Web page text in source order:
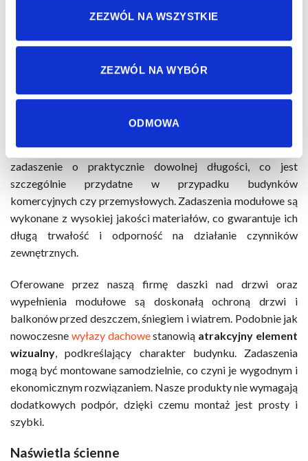
ZEZWÓL NA WSZYSTKIE
ZEZWÓL NA WYBÓR
ODMOWA
ścianki do daszków łukowych i płaskich.
Wszystkie zadaszenia wykonane są z materiałów wysokiej
jakości z przeznaczeniem do samodzielnego montażu i nie
doskonałe rozwiązanie dla wszystkich, którzy poszukują
powierzchni. Dzięki temu systemowi można stworzyć
zadaszenie o praktycznie dowolnej długości, co jest
szczególnie przydatne w przypadku budynków
komercyjnych czy przemysłowych. Zadaszenia modułowe są
wykonane z wysokiej jakości materiałów, co gwarantuje ich
długą trwałość i odporność na działanie czynników
zewnętrznych.
Oferowane przez naszą firmę daszki nad drzwi oraz
wypełnienia modułowe są doskonałą ochroną drzwi i
balkonów przed deszczem, śniegiem i wiatrem. Podobnie jak
nowoczesne wyłazy dachowestanowią atrakcyjny element
wizualny, podkreślający charakter budynku. Zadaszenia
mogą być montowane samodzielnie, co czyni je wygodnym i
ekonomicznym rozwiązaniem. Nasze produkty nie wymagają
dodatkowych podpór, dzięki czemu montaż jest prosty i
szybki.
Naświetla ścienne